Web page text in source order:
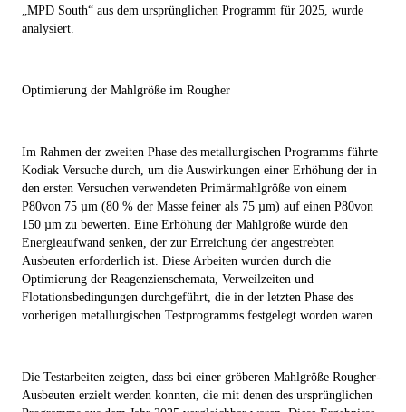
„MPD South“ aus dem ursprünglichen Programm für 2025, wurde
analysiert.
Optimierung der Mahlgröße im Rougher
Im Rahmen der zweiten Phase des metallurgischen Programms führte
Kodiak Versuche durch, um die Auswirkungen einer Erhöhung der in
den ersten Versuchen verwendeten Primärmahlgröße von einem
P80von 75 µm (80 % der Masse feiner als 75 µm) auf einen P80von
150 µm zu bewerten. Eine Erhöhung der Mahlgröße würde den
Energieaufwand senken, der zur Erreichung der angestrebten
Ausbeuten erforderlich ist. Diese Arbeiten wurden durch die
Optimierung der Reagenzienschemata, Verweilzeiten und
Flotationsbedingungen durchgeführt, die in der letzten Phase des
vorherigen metallurgischen Testprogramms festgelegt worden waren.
Die Testarbeiten zeigten, dass bei einer gröberen Mahlgröße Rougher-
Ausbeuten erzielt werden konnten, die mit denen des ursprünglichen